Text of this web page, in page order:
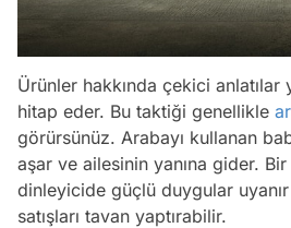
Ürünler hakkında çekici anlatılar
hitap eder. Bu taktiği genellikle
görürsünüz. Arabayı kullanan
aşar ve ailesinin yanına gider. Bir
dinleyicide güçlü duygular
satışları tavan yaptırabilir.